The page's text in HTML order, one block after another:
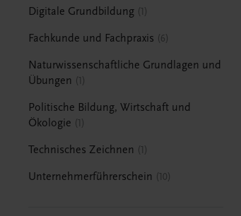
Digitale Grundbildung 1
Fachkunde und Fachpraxis 6
Naturwissenschaftliche Grundlagen und
Übungen
1
Politische Bildung, Wirtschaft und
Ökologie
1
Technisches Zeichnen 1
Unternehmerführerschein 10